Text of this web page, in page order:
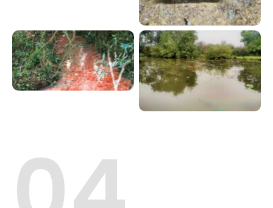
Ruisseau pollué suite
à une fuite de cuve
à fioul
Petite goutte,
grosses
conséquences